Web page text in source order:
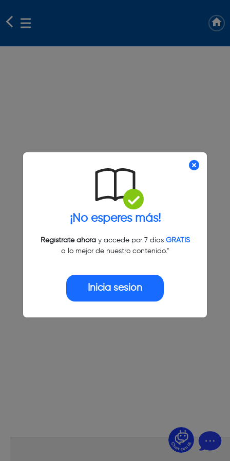
¡No esperes más!
Regístrate ahoray accede por 7 días GRATIS
a lo mejor de nuestro contenido."
Inicia sesión